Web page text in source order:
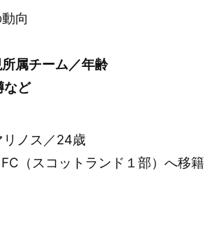
向
属チーム／年齢
など
ノス／24歳
（スコットランド１部）へ移籍